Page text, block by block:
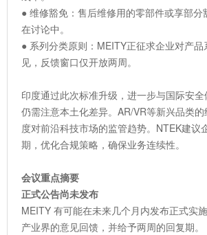
● 维修豁免：售后维修用的零部件或享部分
在讨论中。
● 系列分类原则：MEITY正征求企业对产
见，反馈窗口仅开放两周。
印度通过此次标准升级，进一步与国际安
仍需注意本土化差异。AR/VR等新兴品类
度对前沿科技市场的监管趋势。NTEK建议
期，优化合规策略，确保业务连续性。
会议重点摘要
正式公告尚未发布
MEITY 有可能在未来几个月内发布正式实
产业界的意见回馈，并给予两周的回复期。